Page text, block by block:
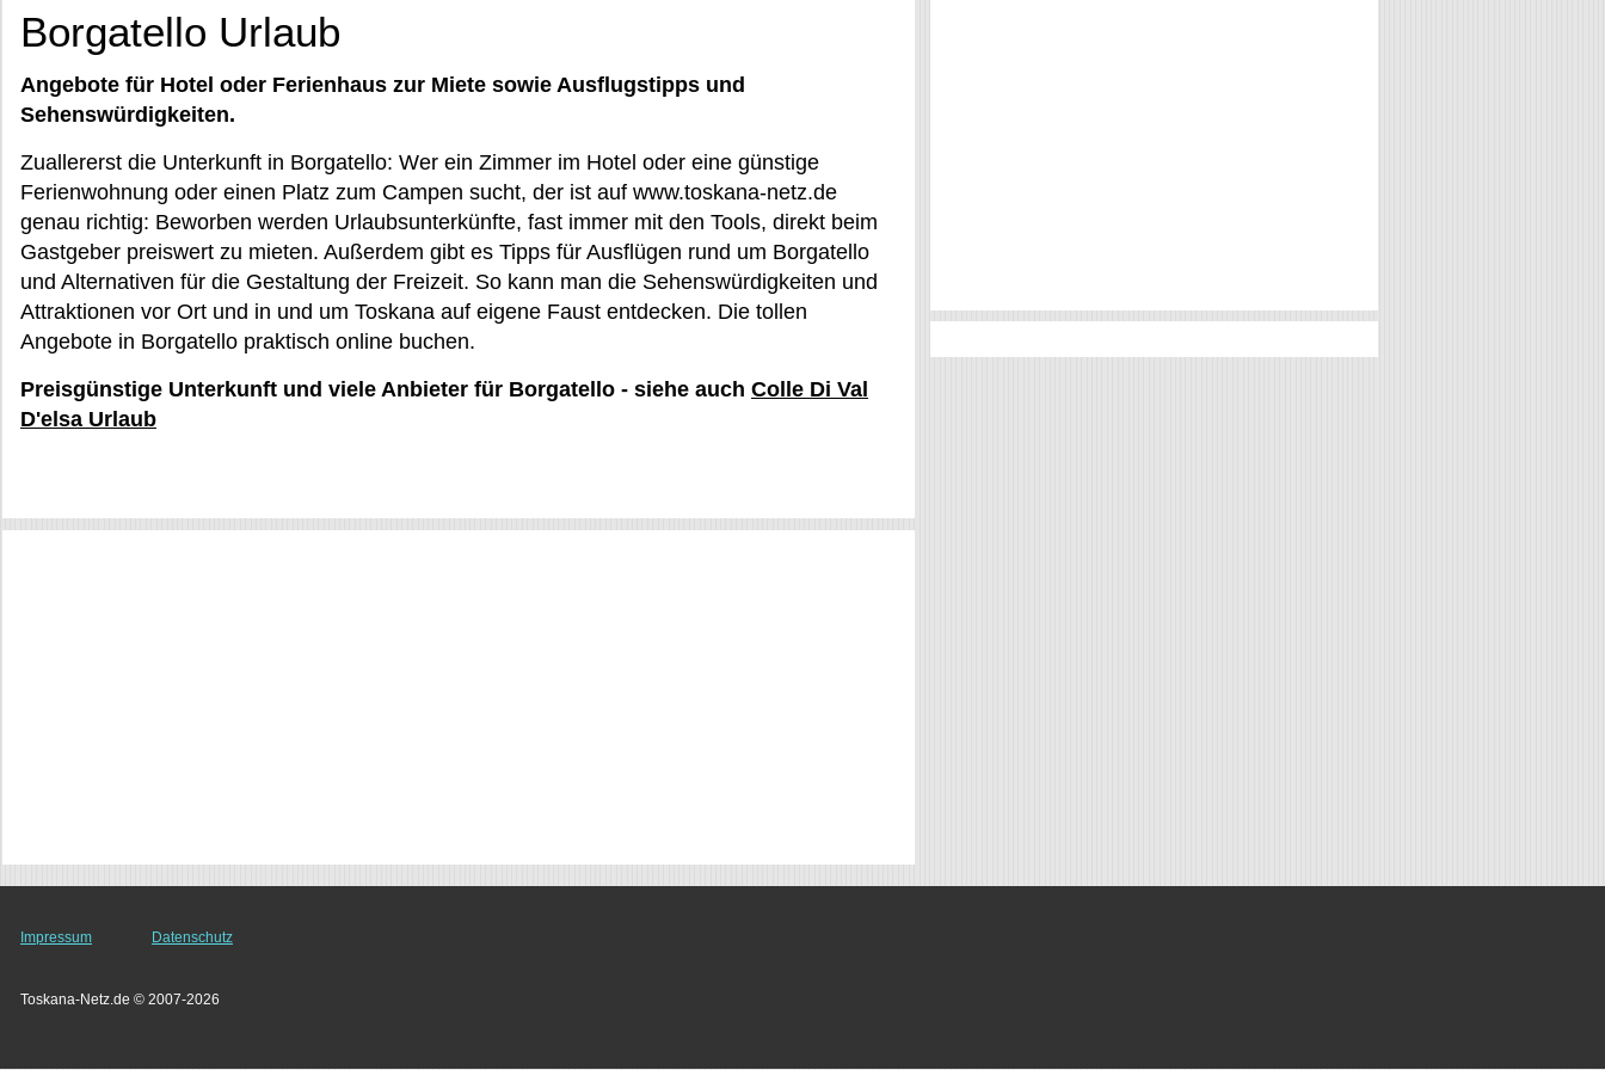
Borgatello Urlaub
Angebote für Hotel oder Ferienhaus zur Miete sowie Ausflugstipps und
Sehenswürdigkeiten.
Zuallererst die Unterkunft in Borgatello: Wer ein Zimmer im Hotel oder eine günstige
Ferienwohnung oder einen Platz zum Campen sucht, der ist auf www.toskana-netz.de
genau richtig: Beworben werden Urlaubsunterkünfte, fast immer mit den Tools, direkt beim
Gastgeber preiswert zu mieten. Außerdem gibt es Tipps für Ausflügen rund um Borgatello
und Alternativen für die Gestaltung der Freizeit. So kann man die Sehenswürdigkeiten und
Attraktionen vor Ort und in und um Toskana auf eigene Faust entdecken. Die tollen
Angebote in Borgatello praktisch online buchen.
Preisgünstige Unterkunft und viele Anbieter für Borgatello - siehe auch Colle Di Val
D'elsa Urlaub
Impressum Datenschutz
Toskana-Netz.de © 2007-2026